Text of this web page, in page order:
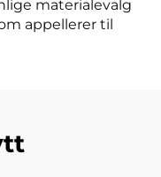
materialevalg
appellerer til